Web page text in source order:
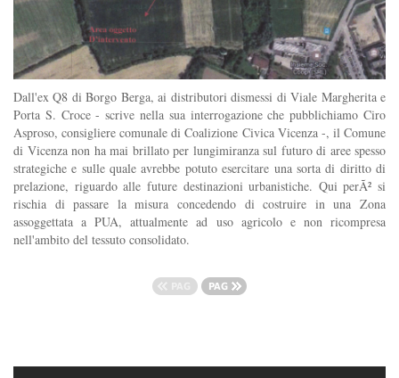
Dall'ex Q8 di Borgo Berga, ai distributori dismessi di Viale Margherita e
Porta S. Croce - scrive nella sua interrogazione che pubblichiamo Ciro
Asproso, consigliere comunale di Coalizione Civica Vicenza -, il Comune
di Vicenza non ha mai brillato per lungimiranza sul futuro di aree spesso
strategiche e sulle quale avrebbe potuto esercitare una sorta di diritto di
prelazione, riguardo alle future destinazioni urbanistiche. Qui perÃ² si
rischia di passare la misura concedendo di costruire in una Zona
assoggettata a PUA, attualmente ad uso agricolo e non ricompresa
nell'ambito del tessuto consolidato.